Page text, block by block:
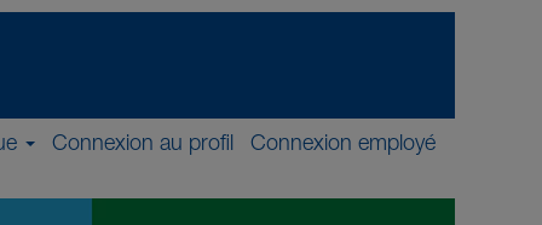
Connexion au profil Connexion employé